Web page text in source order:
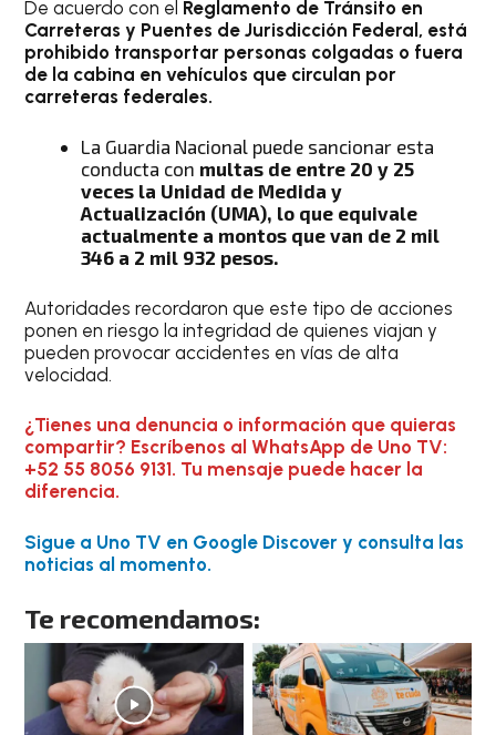
De acuerdo con el Reglamento de Tránsito en
Carreteras y Puentes de Jurisdicción Federal, está
prohibido transportar personas colgadas o fuera
de la cabina en vehículos que circulan por
carreteras federales.
La Guardia Nacional puede sancionar esta
conducta con multas de entre 20 y 25
veces la Unidad de Medida y
Actualización (UMA), lo que equivale
actualmente a montos que van de 2 mil
346 a 2 mil 932 pesos.
Autoridades recordaron que este tipo de acciones
ponen en riesgo la integridad de quienes viajan y
pueden provocar accidentes en vías de alta
velocidad.
¿Tienes una denuncia o información que quieras
compartir? Escríbenos al WhatsApp de Uno TV:
+52 55 8056 9131. Tu mensaje puede hacer la
diferencia.
Sigue a Uno TV en Google Discover y consulta las
noticias al momento.
Te recomendamos: